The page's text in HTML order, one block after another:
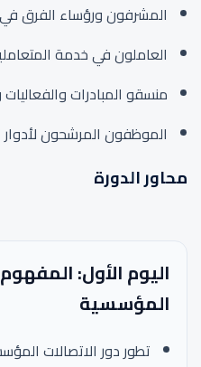
المشرفون ورؤساء الفرق في
العاملون في خدمة
منسقو المبادرات
الموظفون المرشحون
محاور الدورة
اليوم الأول:
المؤسسية
تطور دور الاتصالات